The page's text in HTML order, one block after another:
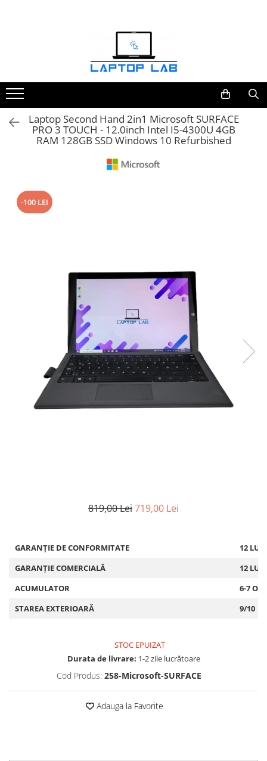
Mouseuri
Încărcătoare
Laptop Second Hand 2in1 Microsoft SURFACE
PRO 3 TOUCH - 12.0inch Intel I5-4300U 4GB
RAM 128GB SSD Windows 10 Refurbished
-100 LEI
819,00 Lei719,00 Lei
GARANȚIE DE CONFORMITATE
12
GARANȚIE COMERCIALĂ
12
ACUMULATOR
6-7 ORE
STAREA EXTERIOARĂ
9/10
STOC EPUIZAT
Durata de livrare: 1-2 zile lucrătoare
Cod Produs: 258-Microsoft-SURFACE
Adauga la Favorite